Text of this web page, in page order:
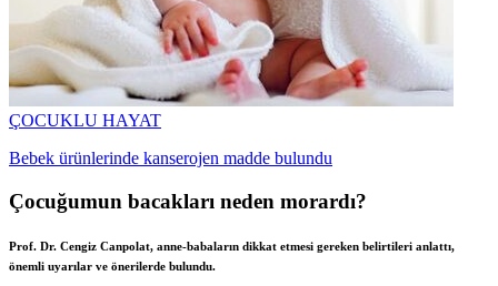
ÇOCUKLU HAYAT
Bebek ürünlerinde kanserojen madde bulundu
Çocuğumun bacakları neden morardı?
Prof. Dr. Cengiz Canpolat, anne-babaların dikkat etmesi gereken belirtileri anlattı,
önemli uyarılar ve önerilerde bulundu.